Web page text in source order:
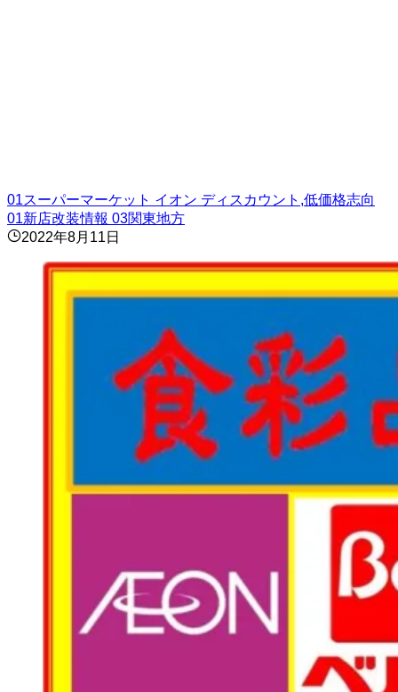
01スーパーマーケット イオン ディスカウント,低価格志向
01新店改装情報 03関東地方
2022年8月11日